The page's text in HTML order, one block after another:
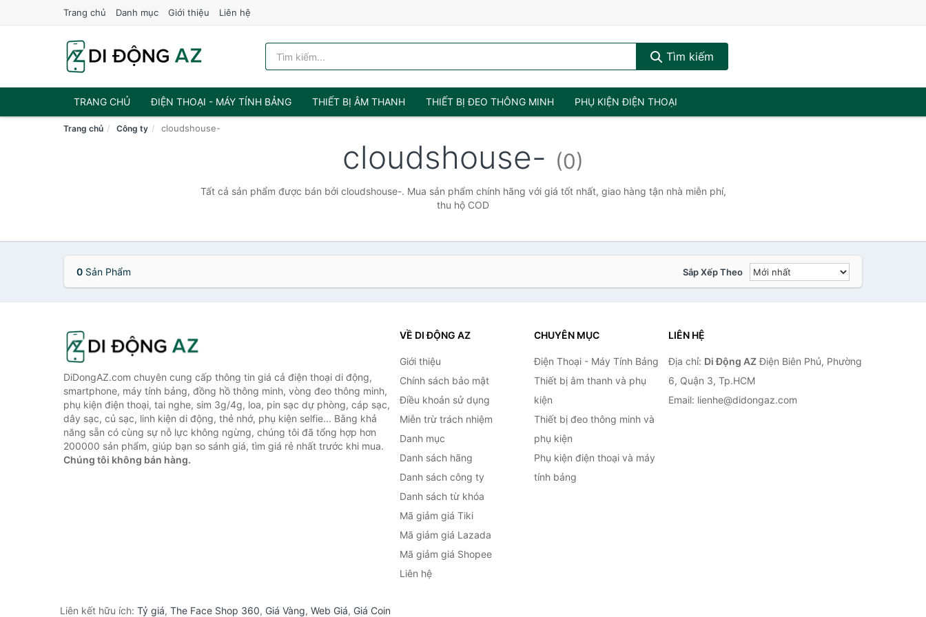
Trang chủ Danh mục Giới thiệu Liên hệ
Tìm kiếm
TRANG CHỦ ĐIỆN THOẠI - MÁY TÍNH BẢNG THIẾT BỊ ÂM THANH THIẾT BỊ ĐEO THÔNG MINH PHỤ KIỆN ĐIỆN THOẠI
Trang chủ Công ty cloudshouse-
cloudshouse- (0)
Tất cả sản phẩm được bán bởi cloudshouse-. Mua sản phẩm chính hãng với giá tốt nhất, giao hàng tận nhà miễn phí,
thu hộ COD
0 Sản Phẩm Sắp Xếp Theo
DiDongAZ.com chuyên cung cấp thông tin giá cả điện thoại di động,
smartphone, máy tính bảng, đồng hồ thông minh, vòng đeo thông minh,
phụ kiện điện thoại, tai nghe, sim 3g/4g, loa, pin sạc dự phòng, cáp sạc,
dây sạc, củ sạc, linh kiện di động, thẻ nhớ, phụ kiện selfie... Bằng khả
năng sẵn có cùng sự nỗ lực không ngừng, chúng tôi đã tổng hợp hơn
200000 sản phẩm, giúp bạn so sánh giá, tìm giá rẻ nhất trước khi mua.
Chúng tôi không bán hàng.
VỀ DI ĐỘNG AZ
Giới thiệu
Chính sách bảo mật
Điều khoản sử dụng
Miễn trừ trách nhiệm
Danh mục
Danh sách hãng
Danh sách công ty
Danh sách từ khóa
Mã giảm giá Tiki
Mã giảm giá Lazada
Mã giảm giá Shopee
Liên hệ
CHUYÊN MỤC
Điện Thoại - Máy Tính Bảng
Thiết bị âm thanh và phụ
kiện
Thiết bị đeo thông minh và
phụ kiện
Phụ kiện điện thoại và máy
tính bảng
LIÊN HỆ
Địa chỉ: Di Động AZĐiện Biên Phủ, Phường
6, Quận 3, Tp.HCM
Email: lienhe@didongaz.com
Liên kết hữu ích: Tỷ giá, The Face Shop 360, Giá Vàng, Web Giá, Giá Coin